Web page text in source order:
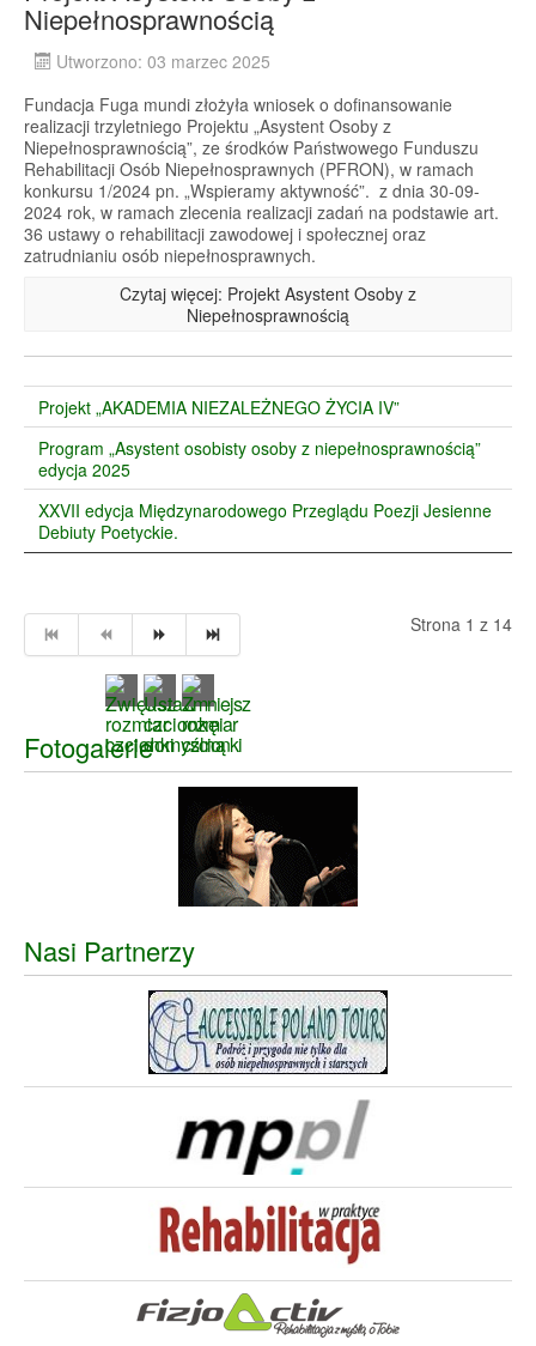
Niepełnosprawnością
Utworzono: 03 marzec 2025
Fundacja Fuga mundi złożyła wniosek o dofinansowanie
realizacji trzyletniego Projektu „Asystent Osoby z
Niepełnosprawnością”, ze środków Państwowego Funduszu
Rehabilitacji Osób Niepełnosprawnych (PFRON), w ramach
konkursu 1/2024 pn. „Wspieramy aktywność”. z dnia 30-09-
2024 rok, w ramach zlecenia realizacji zadań na podstawie art.
36 ustawy o rehabilitacji zawodowej i społecznej oraz
zatrudnianiu osób niepełnosprawnych.
Czytaj więcej: Projekt Asystent Osoby z
Niepełnosprawnością
Projekt „AKADEMIA NIEZALEŻNEGO ŻYCIA IV”
Program „Asystent osobisty osoby z niepełnosprawnością”
edycja 2025
XXVII edycja Międzynarodowego Przeglądu Poezji Jesienne
Debiuty Poetyckie.
Strona 1 z 14
Fotogalerie
Nasi Partnerzy